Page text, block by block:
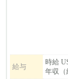
給与
時給
年収（